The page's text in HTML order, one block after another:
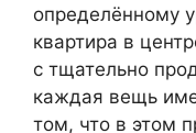
определённому
квартира в
с тщательно
каждая вещь
том, что в этом